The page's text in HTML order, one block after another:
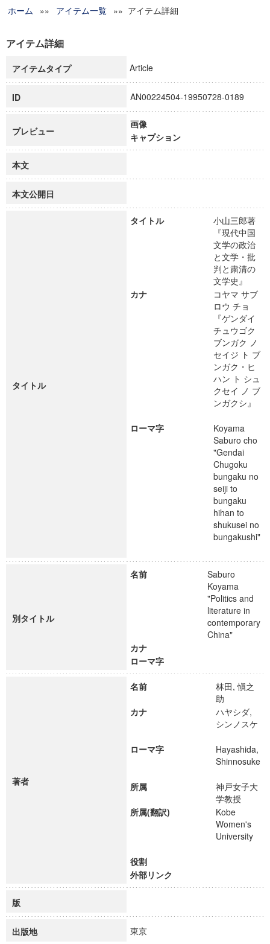
グローバルリサーチインスティテュート
科学研究費補助金研究成果報告書
慶應義塾大学グローバルCOEプログラム市民社会ガバナンス
慶應義塾大学グローバルCOEプログラム論理と感性の先端的
博士課程教育リーディングプログラム「超成熟社会発展のサ
学術雑誌掲載論文等(8)
ホーム »» アイテム一覧 »» アイテム詳細
アイテム詳細
アイテムタイプ Article
ID AN00224504-19950728-0189
プレビュー
画像
キャプション
本文
本文公開日
タイトル
タイトル
小山三郎著
『現代中国
文学の政治
と文学・批
判と粛清の
文学史』
カナ
コヤマ サブ
ロウ チョ
『ゲンダイ
チュウゴク
ブンガク ノ
セイジ ト ブ
ンガク・ヒ
ハン ト シュ
クセイ ノ ブ
ンガクシ』
ローマ字
Koyama
Saburo cho
"Gendai
Chugoku
bungaku no
seiji to
bungaku
hihan to
shukusei no
bungakushi"
別タイトル
名前
Saburo
Koyama
"Politics and
literature in
contemporary
China"
カナ
ローマ字
著者
名前
林田, 愼之
助
カナ
ハヤシダ,
シンノスケ
ローマ字
Hayashida,
Shinnosuke
所属
神戸女子大
学教授
所属(翻訳)
Kobe
Women's
University
役割
外部リンク
版
出版地 東京